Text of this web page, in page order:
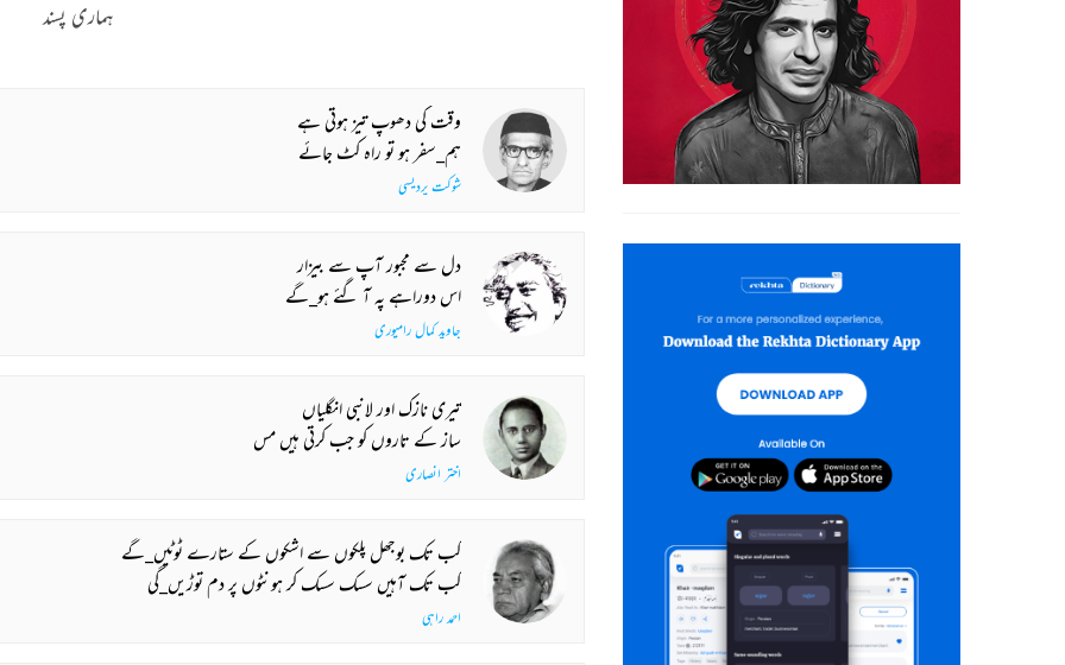
ہماری پسند
وقت کی دھوپ تیز ہوتی ہے
ہم_سفر ہو تو راہ کٹ جائے
شوکت پردیسی
دل سے مجبور آپ سے بیزار
اس دوراہے پہ آ گئے ہو_گے
جاوید کمال رامپوری
تیری نازک اور لانبی انگلیاں
ساز کے تاروں کو جب کرتی ہیں مس
اختر انصاری
کب تک بوجھل پلکوں سے اشکوں کے ستارے ٹوٹیں_گے
کب تک آہیں سسک سسک کر ہونٹوں پر دم توڑیں_گی
احمد راہی